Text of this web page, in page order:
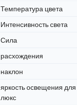
Температура цвета
Интенсивность света
Сила
расхождения
наклон
яркость освещения для
люкс